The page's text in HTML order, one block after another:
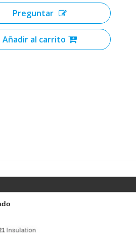
Preguntar
Añadir al carrito